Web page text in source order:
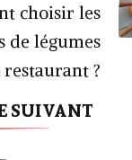
choisir les
de légumes
?
SUIVANT